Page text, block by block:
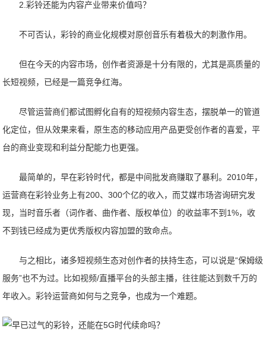
2.彩铃还能为内容产业带来价值吗？
不可否认，彩铃的商业化规模对原创音乐有着极大的刺激作用。
但在今天的内容市场，创作者资源是十分有限的，尤其是高质量的
长短视频，已经是一篇竞争红海。
尽管运营商们都试图孵化自有的短视频内容生态，摆脱单一的管道
化定位，但从效果来看，原生态的移动应用产品更受创作者的喜爱，平
台的商业变现和利益分配能力也更强。
最简单的，早在彩铃时代，都是中间批发商赚取了暴利。2010年，
运营商在彩铃业务上有200、300个亿的收入，而艾媒市场咨询研究发
现，当时音乐者（词作者、曲作者、版权单位）的收益率不到1%，收
不到钱已经成为更优秀版权内容加盟的致命点。
与之相比，诸多短视频生态对创作者的扶持生态，可以说是“保姆级
服务”也不为过。比如视频/直播平台的头部主播，往往能达到数千万的
年收入。彩铃运营商如何与之竞争，也成为一个难题。